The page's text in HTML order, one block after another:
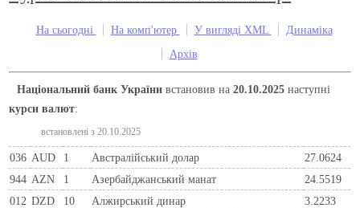
На сьогодні На комп'ютер У вигляді XML
Динаміка
Архів
Національний банк України встановив на20.10.2025 наступні
курси валют:
встановлені з 20.10.2025
036 AUD 1 Австралійський долар
27.0624
944 AZN 1 Азербайджанський манат
24.5519
012 DZD 10 Алжирський динар
3.2233